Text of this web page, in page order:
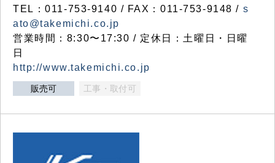
TEL：011-753-9140 / FAX：011-753-9148 / s
ato@takemichi.co.jp
営業時間：8:30〜17:30 / 定休日：土曜日・日曜
日
http://www.takemichi.co.jp
販売可 工事・取付可